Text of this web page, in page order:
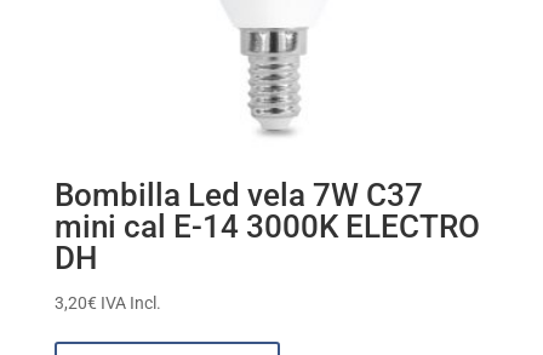
Bombilla Led vela 7W C37
mini cal E-14 3000K ELECTRO
DH
3,20€ IVA Incl.